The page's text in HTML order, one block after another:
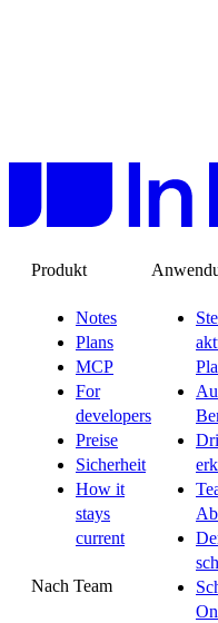
Produkt
Notes
Plans
MCP
For
developers
Preise
Sicherheit
How it
stays
current
Nach Team